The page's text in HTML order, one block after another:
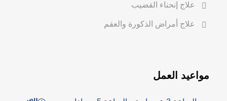
علاج إنحناء القضيب
علاج أمراض الذكورة والعقم
مواعيد العمل